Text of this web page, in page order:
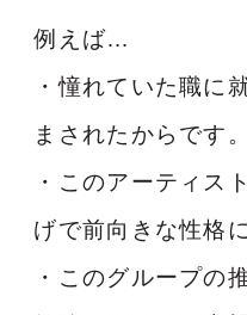
例えば…
・憧れていた職に
まされたからです。
・このアーティス
げで前向きな性格
・このグループの